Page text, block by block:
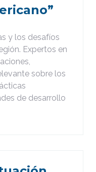
y los desafíos
Expertos en
sobre los
de desarrollo